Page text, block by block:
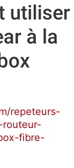
utiliser
à la
repeteurs-
fibre-